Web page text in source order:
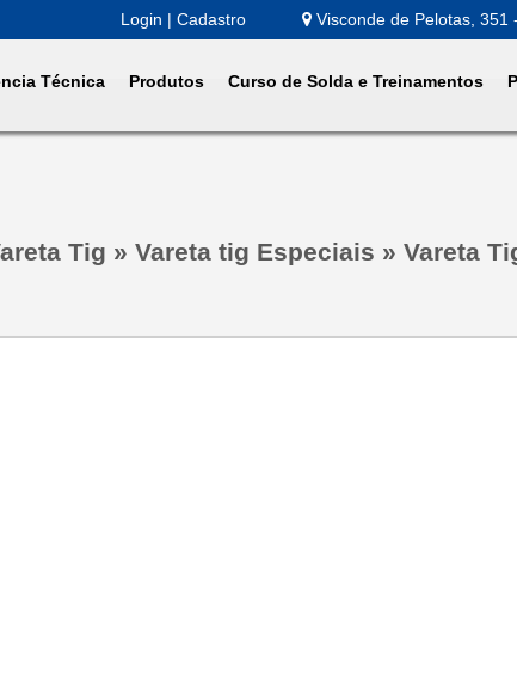
Login | Cadastro Visconde de Pelotas, 351
Técnica Produtos Curso de Solda e Treinamentos
Tig » Vareta tig Especiais » Vareta